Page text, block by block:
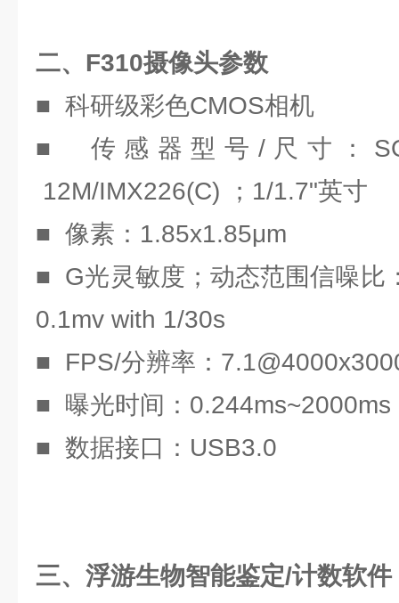
二、F310摄像头参数
■ 科研级彩色CMOS相机
■ 传感器型号/尺寸：
12M/IMX226(C) ；1/1.7"英寸
■ 像素：1.85x1.85μm
■ G光灵敏度；动态范围信噪比
0.1mv with 1/30s
■ FPS/分辨率：
■ 曝光时间：0.244ms~2000ms
■ 数据接口：USB3.0
三、浮游生物智能鉴定/计数软件